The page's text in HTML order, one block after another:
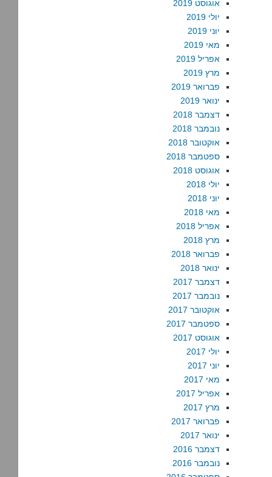
אוגוסט 2019
יולי 2019
יוני 2019
מאי 2019
אפריל 2019
מרץ 2019
פברואר 2019
ינואר 2019
דצמבר 2018
נובמבר 2018
אוקטובר 2018
ספטמבר 2018
אוגוסט 2018
יולי 2018
יוני 2018
מאי 2018
אפריל 2018
מרץ 2018
פברואר 2018
ינואר 2018
דצמבר 2017
נובמבר 2017
אוקטובר 2017
ספטמבר 2017
אוגוסט 2017
יולי 2017
יוני 2017
מאי 2017
אפריל 2017
מרץ 2017
פברואר 2017
ינואר 2017
דצמבר 2016
נובמבר 2016